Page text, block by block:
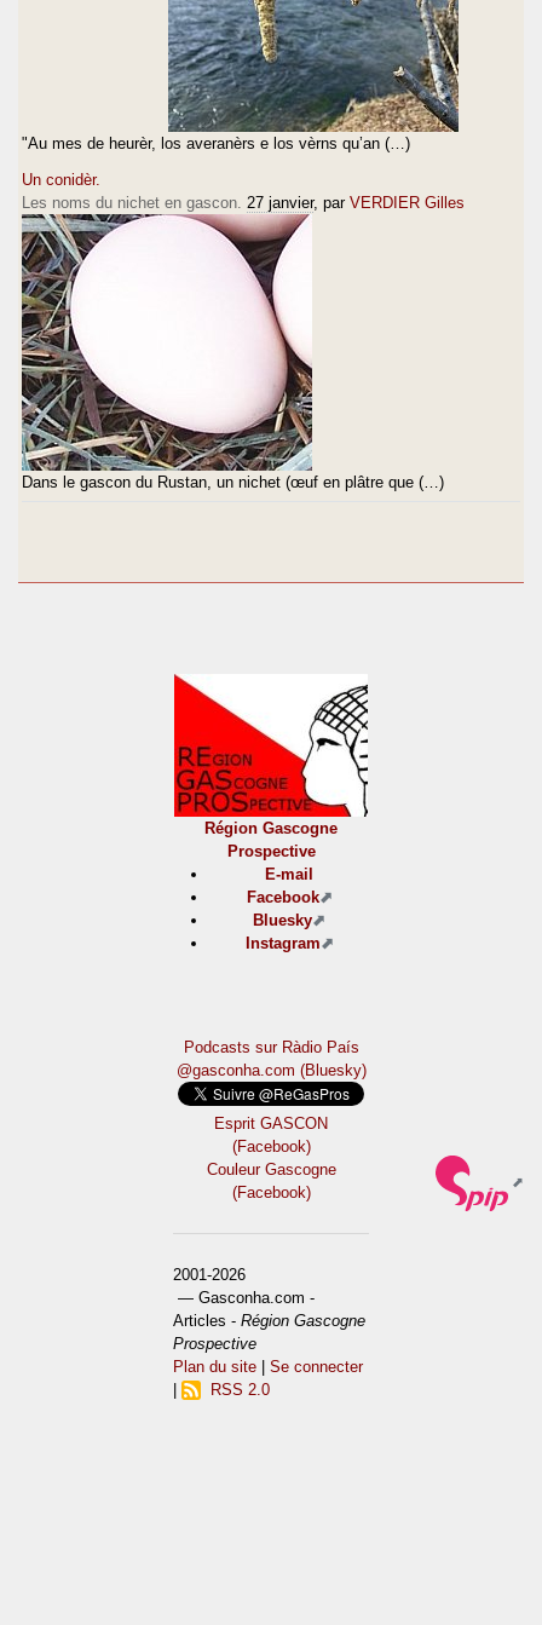
"Au mes de heurèr, los averanèrs e los vèrns qu’an (…)
Un conidèr.
Les noms du nichet en gascon. 27 janvier, par VERDIER Gilles
Dans le gascon du Rustan, un nichet (œuf en plâtre que (…)
Région Gascogne
Prospective
E-mail
Facebook
Bluesky
Instagram
Podcasts sur Ràdio País
@gasconha.com (Bluesky)
Esprit GASCON
(Facebook)
Couleur Gascogne
(Facebook)
2001-2026
— Gasconha.com -
Articles -Région Gascogne
Prospective
Plan du site |Se connecter
RSS 2.0